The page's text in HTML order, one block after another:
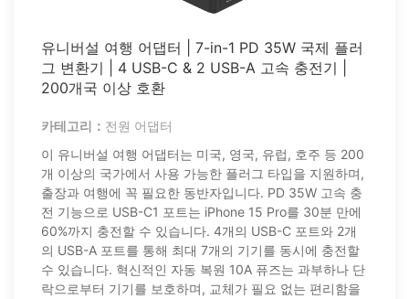
유니버설 여행 어댑터 | 7-in-1 PD 35W 국제 플러
그 변환기 | 4 USB-C & 2 USB-A 고속 충전기 |
200개국 이상 호환
카테고리： 전원 어댑터
이 유니버설 여행 어댑터는 미국, 영국, 유럽, 호주 등 200
개 이상의 국가에서 사용 가능한 플러그 타입을 지원하며,
출장과 여행에 꼭 필요한 동반자입니다. PD 35W 고속 충
전 기능으로 USB-C1 포트는 iPhone 15 Pro를 30분 만에
60%까지 충전할 수 있습니다. 4개의 USB-C 포트와 2개
의 USB-A 포트를 통해 최대 7개의 기기를 동시에 충전할
수 있습니다. 혁신적인 자동 복원 10A 퓨즈는 과부하나 단
락으로부터 기기를 보호하며, 교체가 필요 없는 편리함을